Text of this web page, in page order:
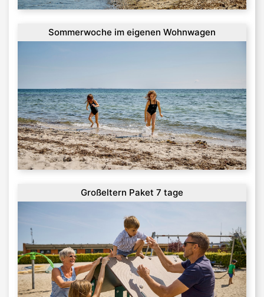
Sommerwoche im eigenen Wohnwagen
Großeltern Paket 7 tage